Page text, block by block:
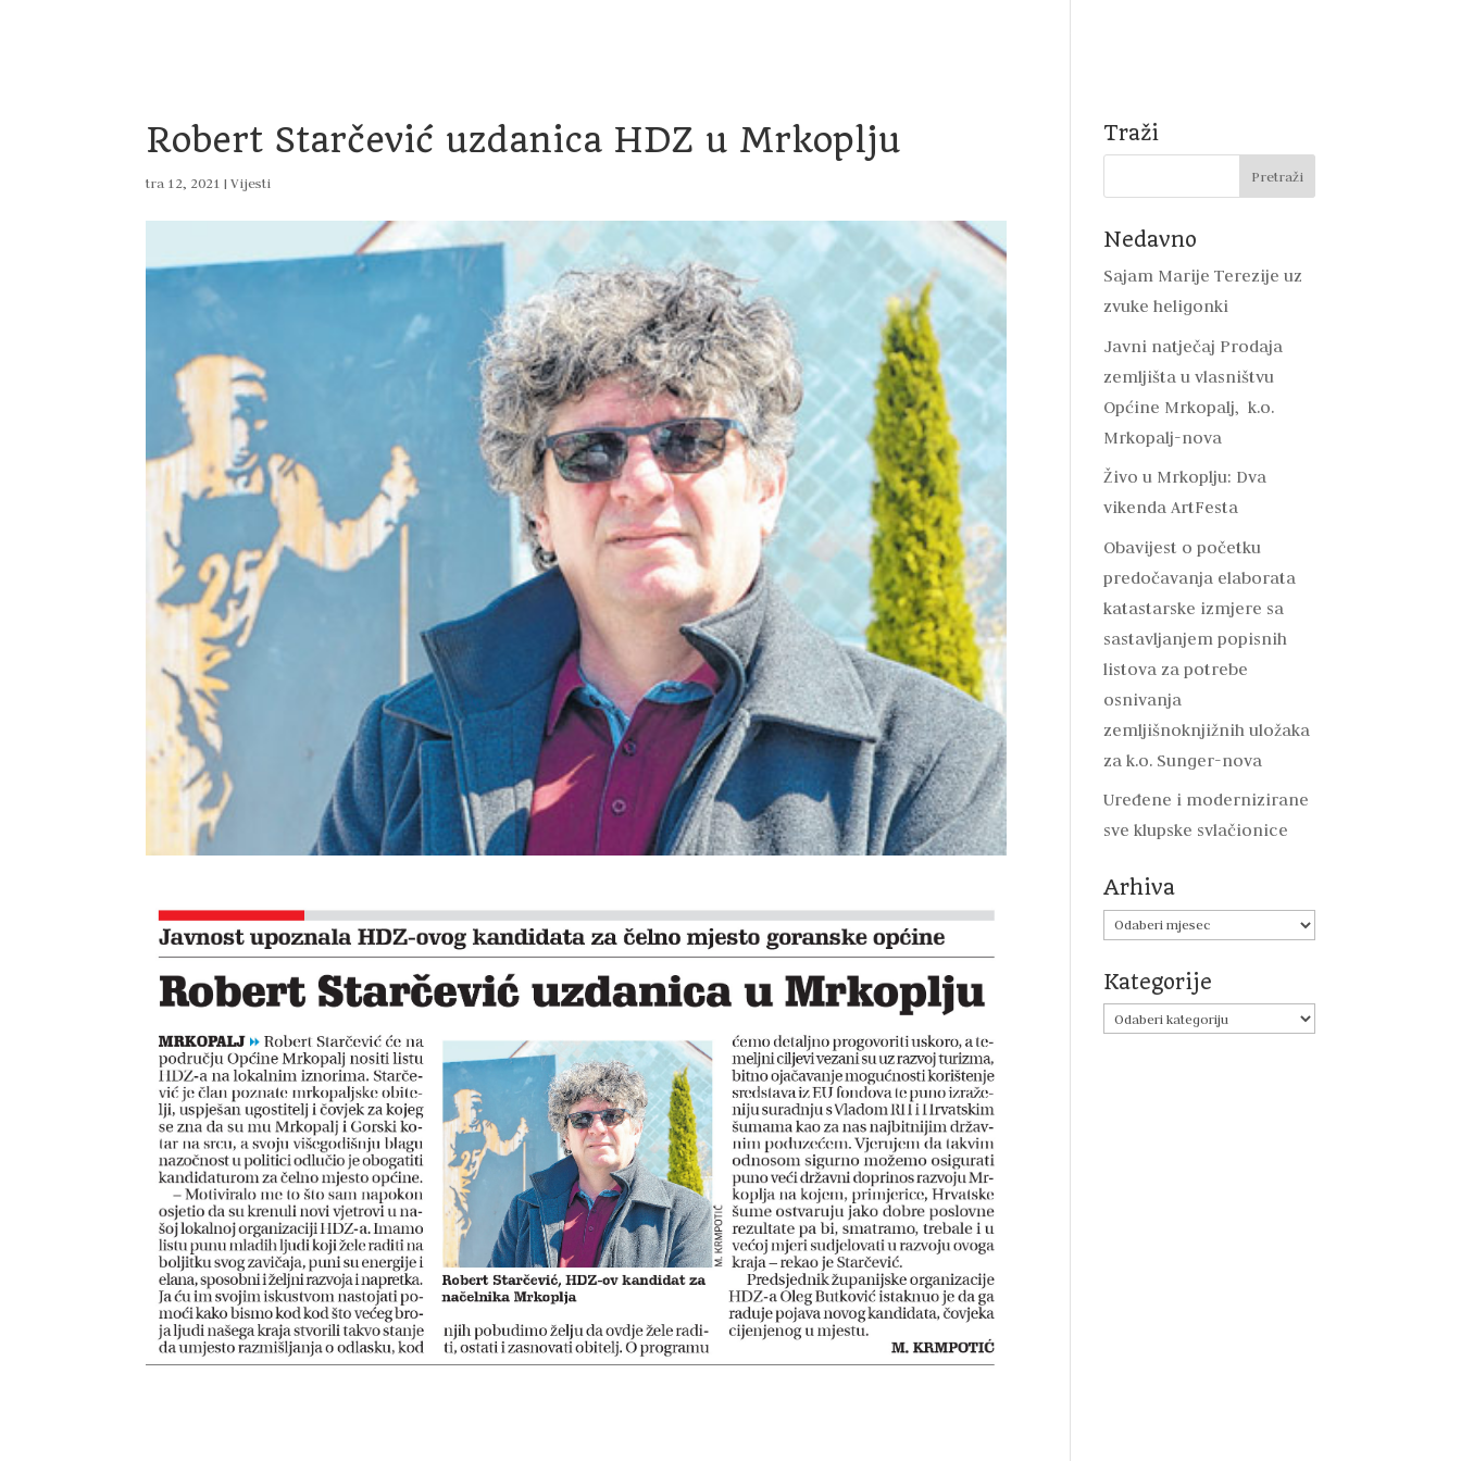
Robert Starčević uzdanica HDZ u Mrkoplju
tra 12, 2021 |Vijesti
Traži
Nedavno
Sajam Marije Terezije uz
zvuke heligonki
Javni natječaj Prodaja
zemljišta u vlasništvu
Općine Mrkopalj, k.o.
Mrkopalj-nova
Živo u Mrkoplju: Dva
vikenda ArtFesta
Obavijest o početku
predočavanja elaborata
katastarske izmjere sa
sastavljanjem popisnih
listova za potrebe
osnivanja
zemljišnoknjižnih uložaka
za k.o. Sunger-nova
Uređene i modernizirane
sve klupske svlačionice
Arhiva
Arhiva
Kategorije
Kategorije